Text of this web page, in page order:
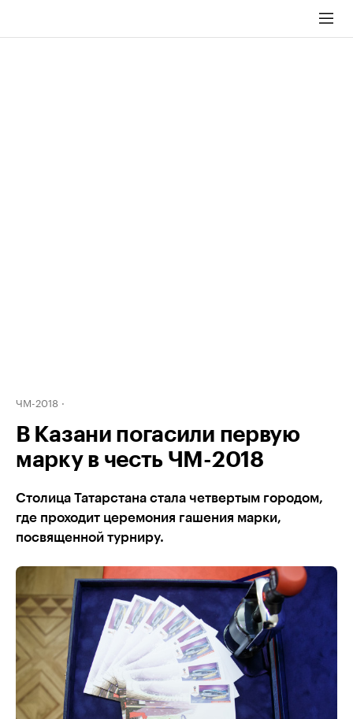
ЧМ-2018
В Казани погасили первую
марку в честь ЧМ-2018
Столица Татарстана стала четвертым городом,
где проходит церемония гашения марки,
посвященной турниру.